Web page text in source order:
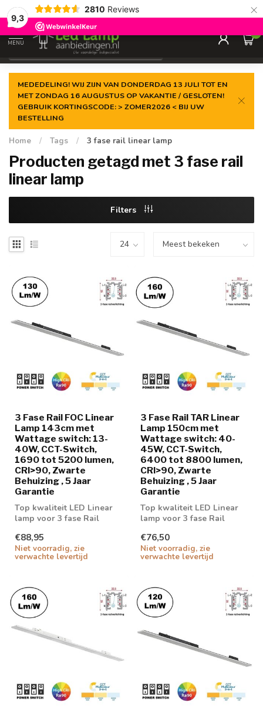
9,3
2810 Reviews ×
Gegarandeerde delaagste prijs
MENU
0
MEDEDELING! WIJ ZIJN VAN DONDERDAG 13 JULI TOT EN
MET ZONDAG 16 AUGUSTUS OP VAKANTIE / GESLOTEN!
GEBRUIK KORTINGSCODE: > ZOMER2026 < BIJ UW
BESTELLING
Home / Tags / 3 fase rail linear lamp
Producten getagd met 3 fase rail
linear lamp
Filters
3 Fase Rail FOC Linear
Lamp 143cm met
Wattage switch: 13-
40W, CCT-Switch,
1690 tot 5200 lumen,
CRI>90, Zwarte
Behuizing , 5 Jaar
Garantie
Top kwaliteit LED Linear
lamp voor 3 fase Rail
€88,95
Niet voorradig, zie
verwachte levertijd
3 Fase Rail TAR Linear
Lamp 150cm met
Wattage switch: 40-
45W, CCT-Switch,
6400 tot 8800 lumen,
CRI>90, Zwarte
Behuizing , 5 Jaar
Garantie
Top kwaliteit LED Linear
lamp voor 3 fase Rail
€76,50
Niet voorradig, zie
verwachte levertijd